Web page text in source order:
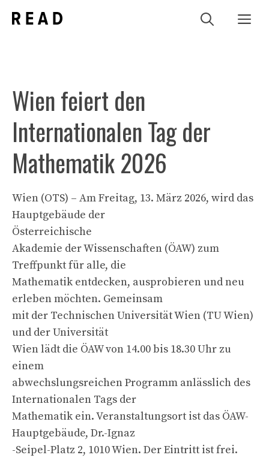
Inhalt
Wien feiert den
Internationalen Tag der
Mathematik 2026
Wien (OTS) – Am Freitag, 13. März 2026, wird das
Hauptgebäude der
Österreichische
Akademie der Wissenschaften (ÖAW) zum
Treffpunkt für alle, die
Mathematik entdecken, ausprobieren und neu
erleben möchten. Gemeinsam
mit der Technischen Universität Wien (TU Wien)
und der Universität
Wien lädt die ÖAW von 14.00 bis 18.30 Uhr zu
einem
abwechslungsreichen Programm anlässlich des
Internationalen Tags der
Mathematik ein. Veranstaltungsort ist das ÖAW-
Hauptgebäude, Dr.-Ignaz
-Seipel-Platz 2, 1010 Wien. Der Eintritt ist frei.